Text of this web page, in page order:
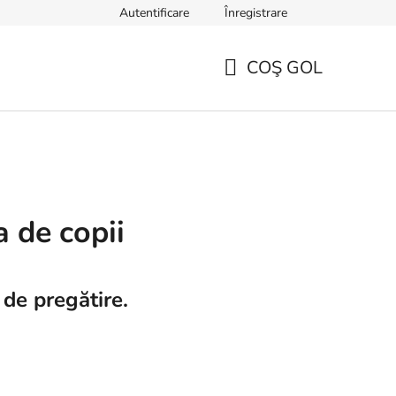
TERMENI ȘI CONDIȚII GENERALE Sfaturi, ponturi și curiozități
Autentificare Înregistrare
COŞ GOL
de copii
pregătire.